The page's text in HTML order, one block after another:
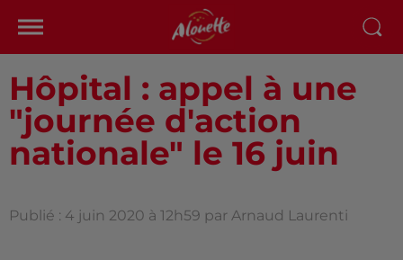
Hôpital : appel à une
"journée d'action
nationale" le 16 juin
Publié : 4 juin 2020 à 12h59 par Arnaud Laurenti